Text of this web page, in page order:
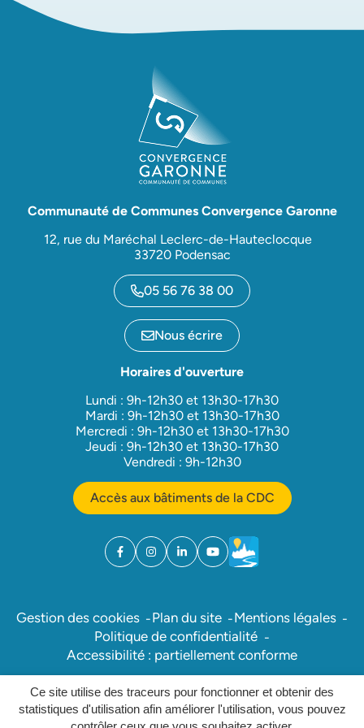
Ce site utilise des traceurs pour fonctionner et obtenir des
statistiques d'utilisation afin améliorer l'utilisation, vous pouvez
Communauté de Communes Convergence Garonne
12, rue du Maréchal Leclerc-de-Hauteclocque
33720 Podensac
05 56 76 38 00
Nous écrire
Horaires d'ouverture
Lundi : 9h-12h30 et 13h30-17h30
Mardi : 9h-12h30 et 13h30-17h30
Mercredi : 9h-12h30 et 13h30-17h30
Jeudi : 9h-12h30 et 13h30-17h30
Vendredi : 9h-12h30
Accès aux bâtiments de la CDC
Facebook
(ouverture dans un nouvel onglet)
Instagram
(ouverture dans un nouvel onglet)
Linkedin
(ouverture dans un nouvel onglet)
YouTube
(ouverture dans un nouvel
Météo
(ouverture dans un
Gestion des cookies Plan du site
Mentions légales
Politique de confidentialité
Accessibilité : partiellement conforme
Site réalisé parInovagora (ouverture dans un